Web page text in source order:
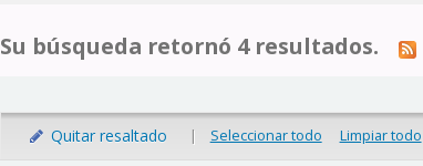
Su búsqueda retornó 4 resultados.
Quitar resaltado | Seleccionar todo Limpiar todo